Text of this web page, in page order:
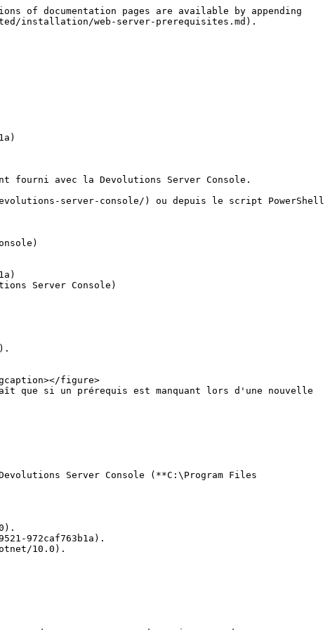
of documentation pages are available by appending
installation/web-server-prerequisites.md).
fourni avec la Devolutions Server Console.
server-console/) ou depuis le script PowerShell
Server Console)
que si un prérequis est manquant lors d'une nouvelle
Server Console (**C:\Program Files